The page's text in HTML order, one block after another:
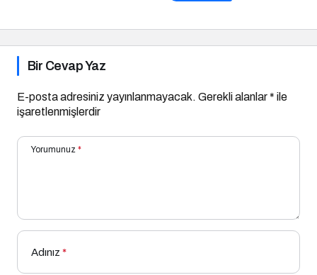
Bir Cevap Yaz
E-posta adresiniz yayınlanmayacak. Gerekli alanlar* ile
işaretlenmişlerdir
Yorumunuz *
Adınız *